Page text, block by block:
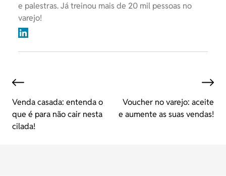
e palestras. Já treinou mais de 20 mil pessoas no
varejo!
Venda casada: entenda o
que é para não cair nesta
cilada!
Voucher no varejo: aceite
e aumente as suas vendas!